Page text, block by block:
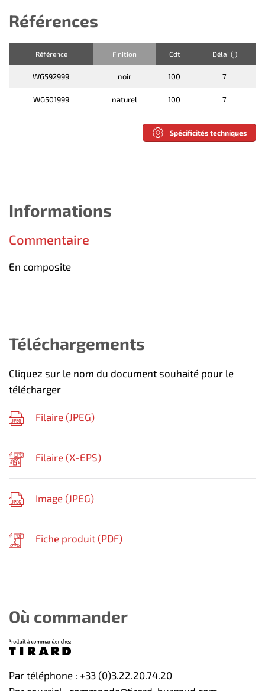
Références
Référence Finition Cdt Délai (j)
WG592999 noir 100 7
WG501999 naturel 100 7
Spécificités techniques
Informations
Commentaire
En composite
Téléchargements
Cliquez sur le nom du document souhaité pour le
télécharger
Filaire (JPEG)
Filaire (X-EPS)
Image (JPEG)
Fiche produit (PDF)
Où commander
Par téléphone : +33 (0)3.22.20.74.20